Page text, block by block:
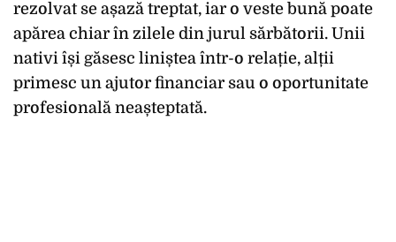
rezolvat se așază treptat, iar o veste bună poate
apărea chiar în zilele din jurul sărbătorii. Unii
nativi își găsesc liniștea într-o relație, alții
primesc un ajutor financiar sau o oportunitate
profesională neașteptată.